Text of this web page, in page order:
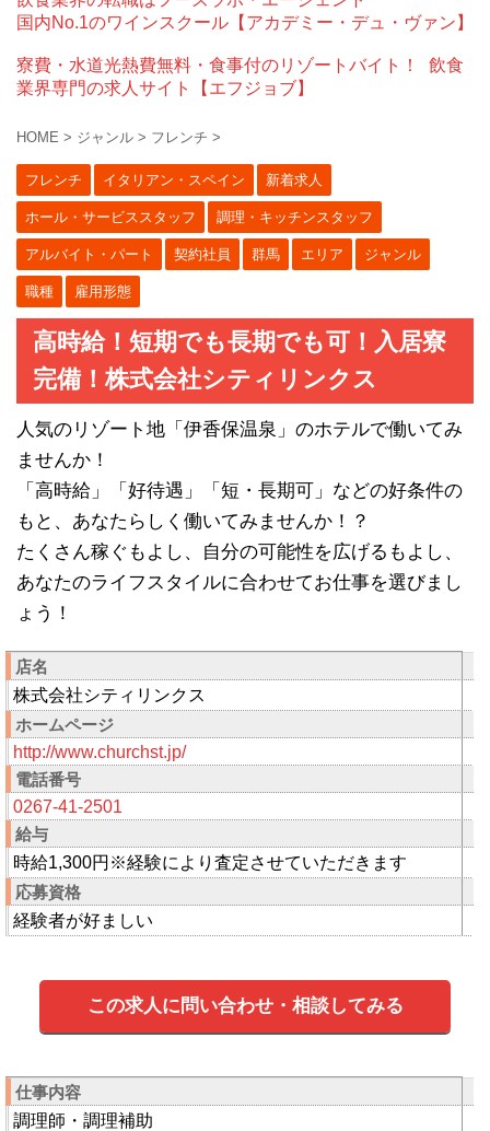
国内No.1のワインスクール【アカデミー・デュ・ヴァン】
寮費・水道光熱費無料・食事付のリゾートバイト！
飲食
業界専門の求人サイト【エフジョブ】
HOME > ジャンル > フレンチ >
フレンチ イタリアン・スペイン 新着求人
ホール・サービススタッフ 調理・キッチンスタッフ
アルバイト・パート 契約社員 群馬 エリア ジャンル
職種 雇用形態
高時給！短期でも長期でも可！入居寮
完備！株式会社シティリンクス
人気のリゾート地「伊香保温泉」のホテルで働いてみ
ませんか！
「高時給」「好待遇」「短・長期可」などの好条件の
もと、あなたらしく働いてみませんか！？
たくさん稼ぐもよし、自分の可能性を広げるもよし、
あなたのライフスタイルに合わせてお仕事を選びまし
ょう！
店名
株式会社シティリンクス
ホームページ
http://www.churchst.jp/
電話番号
0267-41-2501
給与
時給1,300円※経験により査定させていただきます
応募資格
経験者が好ましい
この求人に問い合わせ・相談してみる
仕事内容
調理師・調理補助